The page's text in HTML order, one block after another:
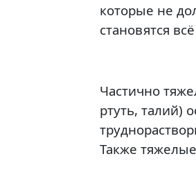
которые не
становятся
Частично
ртуть, талий)
Также